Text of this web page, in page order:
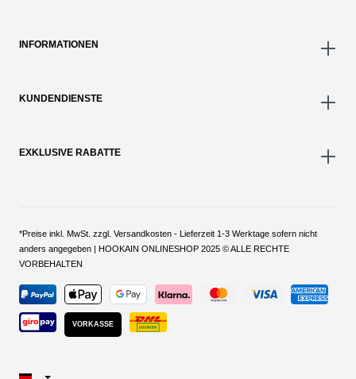
INFORMATIONEN
KUNDENDIENSTE
EXKLUSIVE RABATTE
*Preise inkl. MwSt. zzgl. Versandkosten - Lieferzeit 1-3 Werktage sofern nicht
anders angegeben | HOOKAIN ONLINESHOP 2025 © ALLE RECHTE
VORBEHALTEN
VORKASSE